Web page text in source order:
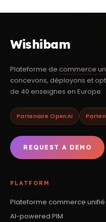
Wishibam
Plateforme de commerce
concevons, déployons et
de 40 enseignes en Europe.
Partenaire OpenAI
REQUEST A DEMO
PLATFORM
Plateforme commerce unifié
AI-powered PIM